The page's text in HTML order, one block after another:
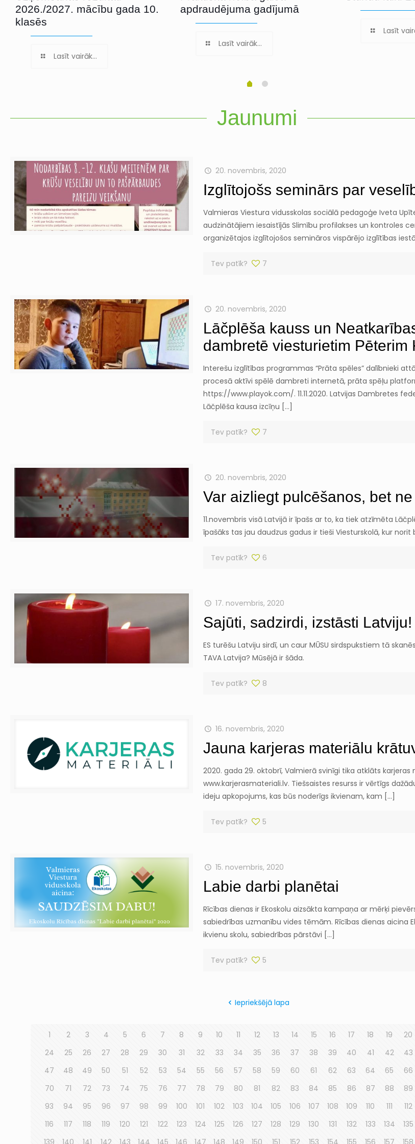
2026./2027. mācību gada 10.
klasēs
Lasīt vairāk...
apdraudējuma gadījumā
Lasīt vairāk...
Lasīt
Jaunumi
20. novembris, 2020
Izglītojošs seminārs par
Valmieras Viestura vidusskolas sociālā pedagoģe Iveta
audzinātājiem iesaistījās Slimību profilakses un kontroles
organizētajos izglītojošos semināros vispārējo izglītības
Tev patīk? 7
20. novembris, 2020
Lāčplēša kauss un
dambretē viesturietim Pēterim
Interešu izglītības programmas “Prāta spēles” dalībnieki
procesā aktīvi spēlē dambreti internetā, prāta spēļu
https://www.playok.com/. 11.11.2020. Latvijas Dambretes
Lāčplēša kausa izcīņu […]
Tev patīk? 7
20. novembris, 2020
Var aizliegt pulcēšanos, bet
11.novembris visā Latvijā ir īpašs ar to, ka tiek atzīmēta
īpašāks tas jau daudzus gadus ir tieši Viesturskolā, kur norit
Tev patīk? 6
17. novembris, 2020
Sajūti, sadzirdi, izstāsti Latviju!
ES turēšu Latviju sirdī, un caur MŪSU sirdspukstiem tā
TAVA Latvija? Mūsējā ir šāda.
Tev patīk? 8
16. novembris, 2020
Jauna karjeras materiālu
2020. gada 29. oktobrī, Valmierā svinīgi tika atklāts karjeras
www.karjerasmateriali.lv. Tiešsaistes resurss ir vērtīgs
ideju apkopojums, kas būs noderīgs ikvienam, kam […]
Tev patīk? 5
15. novembris, 2020
Labie darbi planētai
Rīcības dienas ir Ekoskolu aizsākta kampaņa ar mērķi
sabiedrības uzmanību vides tēmām. Rīcības dienas aicina
ikvienu skolu, sabiedrības pārstāvi […]
Tev patīk? 5
Iepriekšējā lapa
1 2 3 4 5 6 7 8 9 10 11 12 13 14 15 16 17 18 19 20
24
25 26 27 28 29 30 31 32 33 34 35 36 37 38 39 40 41 42 43
47
48 49 50 51 52 53 54 55 56 57 58 59 60 61 62 63 64 65 66
70
71 72 73 74 75 76 77 78 79 80 81 82 83 84 85 86 87 88 89
93
94 95 96 97 98 99 100 101 102 103 104 105 106 107 108 109 110 111 112
116
117 118 119 120 121 122 123 124 125 126 127 128 129 130 131 132 133 134 135